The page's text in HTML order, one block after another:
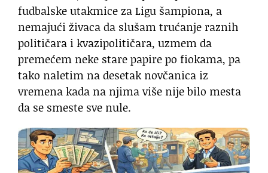
fudbalske utakmice za Ligu šampiona, a
nemajući živaca da slušam trućanje raznih
političara i kvazipolitičara, uzmem da
premećem neke stare papire po fiokama, pa
tako naletim na desetak novčanica iz
vremena kada na njima više nije bilo mesta
da se smeste sve nule.